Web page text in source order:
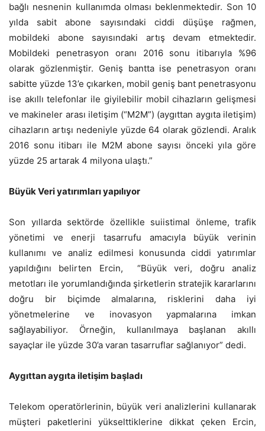
bağlı nesnenin kullanımda olması beklenmektedir. Son 10
yılda sabit abone sayısındaki ciddi düşüşe rağmen,
mobildeki abone sayısındaki artış devam etmektedir.
Mobildeki penetrasyon oranı 2016 sonu itibarıyla %96
olarak gözlenmiştir. Geniş bantta ise penetrasyon oranı
sabitte yüzde 13’e çıkarken, mobil geniş bant penetrasyonu
ise akıllı telefonlar ile giyilebilir mobil cihazların gelişmesi
ve makineler arası iletişim (“M2M”) (aygıttan aygıta iletişim)
cihazların artışı nedeniyle yüzde 64 olarak gözlendi. Aralık
2016 sonu itibarı ile M2M abone sayısı önceki yıla göre
yüzde 25 artarak 4 milyona ulaştı.”
Büyük Veri yatırımları yapılıyor
Son yıllarda sektörde özellikle suiistimal önleme, trafik
yönetimi ve enerji tasarrufu amacıyla büyük verinin
kullanımı ve analiz edilmesi konusunda ciddi yatırımlar
yapıldığını belirten Ercin, “Büyük veri, doğru analiz
metotları ile yorumlandığında şirketlerin stratejik kararlarını
doğru bir biçimde almalarına, risklerini daha iyi
yönetmelerine ve inovasyon yapmalarına imkan
sağlayabiliyor. Örneğin, kullanılmaya başlanan akıllı
sayaçlar ile yüzde 30’a varan tasarruflar sağlanıyor” dedi.
Aygıttan aygıta iletişim başladı
Telekom operatörlerinin, büyük veri analizlerini kullanarak
müşteri paketlerini yükselttiklerine dikkat çeken Ercin,